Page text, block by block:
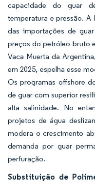
capacidade do guar
temperatura e pressão. A
das importações de
preços do petróleo bruto
Vaca Muerta da
em 2025, espelha esse
Os programas offshore
de guar com superior
alta salinidade. No
projetos de água
modera o crescimento
demanda por guar
perfuração.
Substituição de